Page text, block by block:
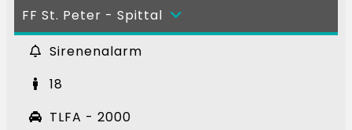
FF St. Peter - Spittal
Sirenenalarm
18
TLFA - 2000